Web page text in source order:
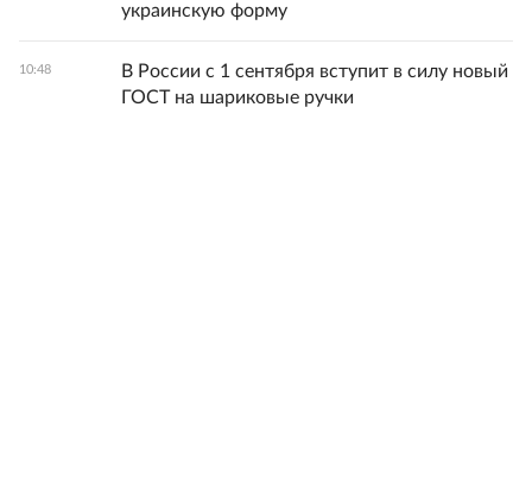
украинскую форму
10:48
В России с 1 сентября вступит в силу новый
ГОСТ на шариковые ручки